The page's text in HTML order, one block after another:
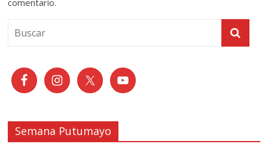
comentario.
Semana Putumayo